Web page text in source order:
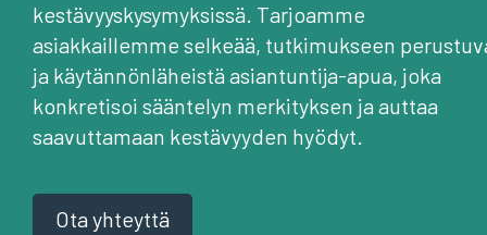
kestävyyskysymyksissä. Tarjoamme
asiakkaillemme selkeää, tutkimukseen
ja käytännönläheistä asiantuntija-apua, joka
konkretisoi sääntelyn merkityksen ja auttaa
saavuttamaan kestävyyden hyödyt.
Ota yhteyttä